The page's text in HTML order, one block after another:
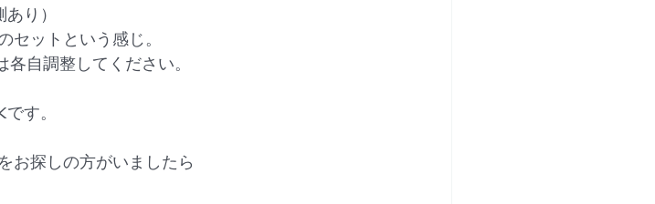
り）
セットという感じ。
自調整してください。
す。
お探しの方がいましたら